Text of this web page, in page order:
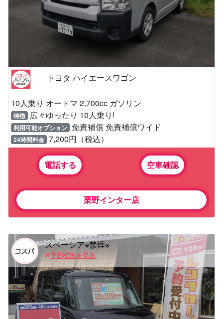
トヨタ ハイエースワゴン
10人乗り オートマ 2,700cc ガソリン
特徴 広々ゆったり 10人乗り!
利用可能オプション 免責補償 免責補償ワイド
24時間料金 7,200円（税込）
電話する 空車確認
栗野インター店
スペーシア※禁煙※
予約状況を見る